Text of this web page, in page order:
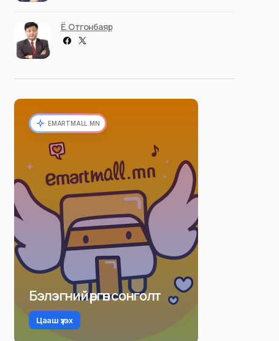
Ё. Отгонбаяр
EMARTMALL.MN
Бэлэгний өргөн сонголт
Цааш үзэх